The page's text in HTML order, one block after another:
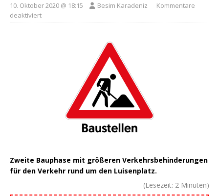
10. Oktober 2020 @ 18:15 Besim Karadeniz
Kommentare
deaktiviert
Zweite Bauphase mit größeren Verkehrsbehinderungen
für den Verkehr rund um den Luisenplatz.
(Lesezeit: 2 Minuten)